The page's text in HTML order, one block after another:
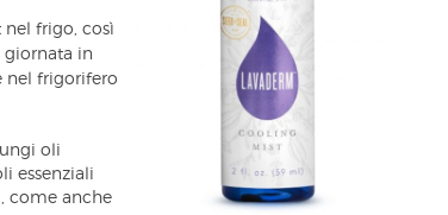
nel frigo, così
giornata in
nel frigorifero
oli
essenziali
come anche